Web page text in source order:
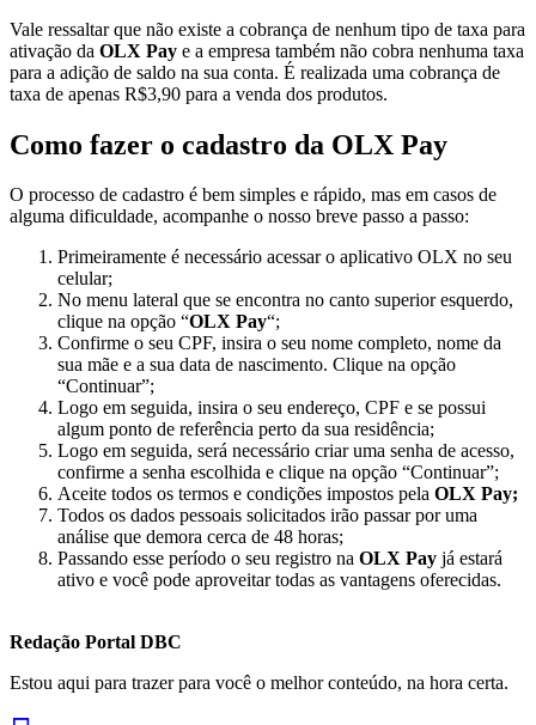
Vale ressaltar que não existe a cobrança de nenhum tipo de taxa para
ativação da OLX Pay e a empresa também não cobra nenhuma taxa
para a adição de saldo na sua conta. É realizada uma cobrança de
taxa de apenas R$3,90 para a venda dos produtos.
Como fazer o cadastro da OLX Pay
O processo de cadastro é bem simples e rápido, mas em casos de
alguma dificuldade, acompanhe o nosso breve passo a passo:
Primeiramente é necessário acessar o aplicativo OLX no seu
celular;
No menu lateral que se encontra no canto superior esquerdo,
clique na opção “OLX Pay“;
Confirme o seu CPF, insira o seu nome completo, nome da
sua mãe e a sua data de nascimento. Clique na opção
“Continuar”;
Logo em seguida, insira o seu endereço, CPF e se possui
algum ponto de referência perto da sua residência;
Logo em seguida, será necessário criar uma senha de acesso,
confirme a senha escolhida e clique na opção “Continuar”;
Aceite todos os termos e condições impostos pela OLX Pay;
Todos os dados pessoais solicitados irão passar por uma
análise que demora cerca de 48 horas;
Passando esse período o seu registro na OLX Pay já estará
ativo e você pode aproveitar todas as vantagens oferecidas.
Redação Portal DBC
Estou aqui para trazer para você o melhor conteúdo, na hora certa.